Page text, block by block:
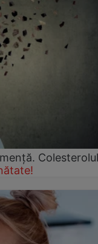
Colesterolul